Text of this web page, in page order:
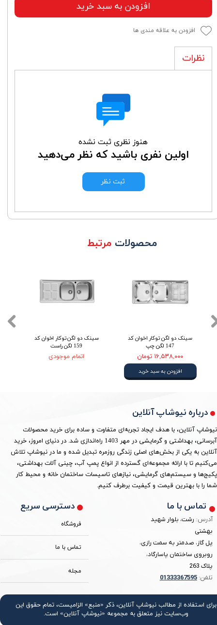
افزودن به سبد خرید
افزودن به علاقه مندی ها
نظرات
هنوز نظری ثبت نشده
اولین نفری باشید که نظر می‌دهید
ثبت نظر
سینک دو لگن توکار اخوان کد
159 لگن راست
اتمام موجودی
سینک دو لگن توکار اخوان کد
147 لگن چپ
۱۶,۵۳۸,۰۰۰ تومان
افزودن به سبد خرید
محصولات مرتبط
برای استفاده از مطالب نیوشاپ آنلاین، ذکر «منبع» الزامیست، تمام حقوق اين
وب‌سايت نیز متعلق به مجموعه «نیوشاپ آنلاین» است.
درباره نیوشاپ آنلاین
نیوشاپ آنلاین، با هدف ایجاد تجربه‌ای متفاوت و ساده برای خرید محصولات
آبرسانی، بهداشتی و گرمایشی در مهر 1403 راه‌اندازی شد. در دنیای امروز، خرید
آنلاین به یکی از بخش‌های اصلی زندگی روزمره تبدیل شده و ما در نیوشاپ تلاش
می‌کنیم تا با ارائه مجموعه‌ای گسترده از انواع پمپ آب، چینی آلات بهداشتی،
پکیج‌ها و سیستم‌های گرمایشی، نیازهای تاسیسات ساختمان خانه و محیط کار
شما را با بهترین قیمت و کیفیت برطرف کنیم.
دسترسی سریع
فروشگاه
تماس با ما
مجله
تماس با ما
آدرس: رشت، بلوار شهید
بهشتی
پل گاز، صدمتر به سمت رازی،
روبروی ساختمان پاسارگاد،
پلاک 263
تلفن:
01333367595